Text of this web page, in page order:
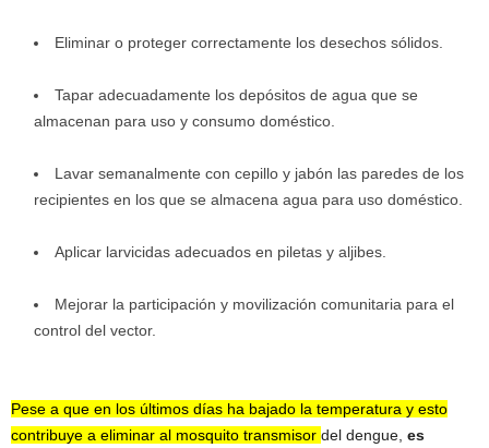
Eliminar o proteger correctamente los desechos sólidos.
Tapar adecuadamente los depósitos de agua que se
almacenan para uso y consumo doméstico.
Lavar semanalmente con cepillo y jabón las paredes de los
recipientes en los que se almacena agua para uso doméstico.
Aplicar larvicidas adecuados en piletas y aljibes.
Mejorar la participación y movilización comunitaria para el
control del vector.
Pese a que en los últimos días ha bajado la temperatura y esto
contribuye a eliminar al mosquito transmisor del dengue, es